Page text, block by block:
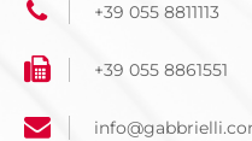
+39 055 8811113
+39 055 8861551